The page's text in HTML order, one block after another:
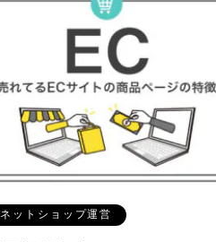
ネットショップ運営